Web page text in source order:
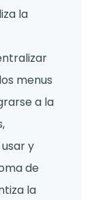
la
menus
a la
y
de
la